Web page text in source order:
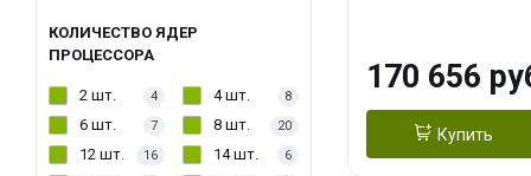
КОЛИЧЕСТВО ЯДЕР
ПРОЦЕССОРА
2 шт. 4 4 шт. 8
6 шт. 7 8 шт. 20
12 шт. 16 14 шт. 6
/ 1 ТБ SSD)
170 656
Купить